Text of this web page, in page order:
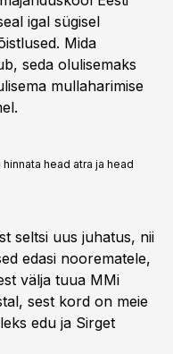
igal sügisel
Mida
seda olulisemaks
mullaharimise
head atra ja head
seltsi uus juhatus, nii
edasi noorematele,
välja tuua MMi
sest kord on meie
edu ja Sirget